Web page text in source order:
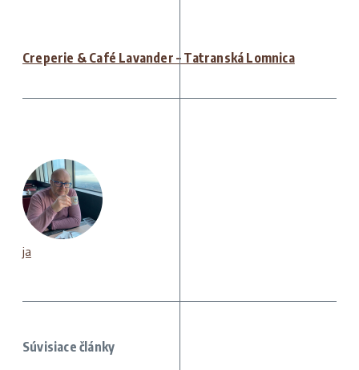
Creperie & Café Lavander – Tatranská Lomnica
ja
Súvisiace články